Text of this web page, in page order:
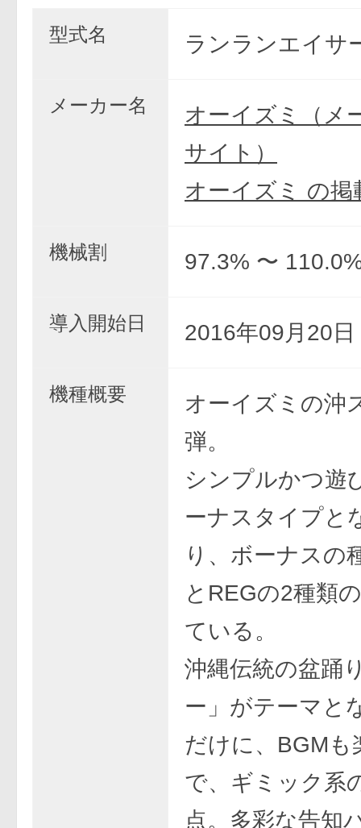
型式名 ランランエイサ
メーカー名
オーイズミ（メ
サイト）
オーイズミ の掲
機械割 97.3% 〜
導入開始日 2016年09月20日
機種概要
オーイズミの沖
弾。
シンプルかつ遊
ーナスタイプと
り、ボーナスの
とREGの2種類
ている。
沖縄伝統の盆踊
ー」がテーマと
だけに、BGMも
で、ギミック系
点。多彩な告知